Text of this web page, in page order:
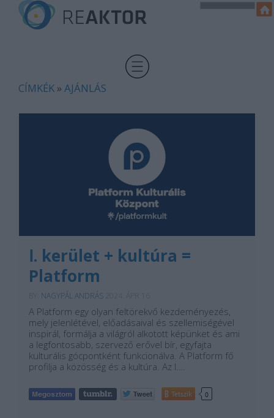
CÍMKÉK » AJÁNLÁS
Ⅰ. kerület + kultúra =
Platform
NAGYPÁL ANDRÁS
A Platform egy olyan feltörekvő kezdeményezés,
mely jelenlétével, előadásaival és szellemiségével
inspirál, formálja a világról alkotott képünket és ami
a legfontosabb, szervező erővel bír, egyfajta
kulturális gócpontként funkcionálva. A Platform fő
profilja a közösség és a kultúra. Az I.…
Tetszik 0